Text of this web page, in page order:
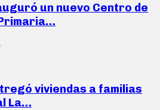
un nuevo Centro de
viviendas a familias
La…